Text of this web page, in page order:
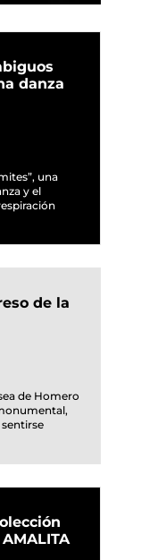
danza
una
y el
de la
de Homero